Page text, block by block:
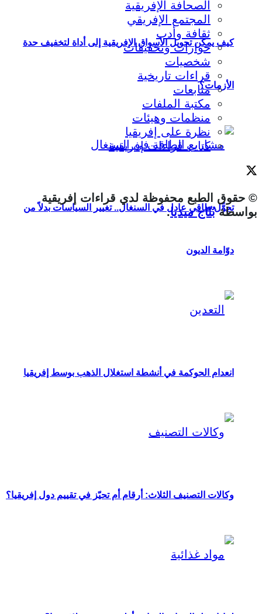
كيف يمكن تحويل الأسواق الإفريقية إلى أداة لتخفيف حدة
الأزمات؟
تحوُّل طاقي عادل في السنغال.. تغيير السياسات بدلاً من
دوّامة الديون
انعدام الحوكمة في أنشطة استغلال الذهب بوسط إفريقيا
وكالات التصنيف الثلاث: أرقام أم تحيّز في تقييم دول إفريقيا؟
الصحافة الإفريقية
المجتمع الإفريقي
ثقافة وأدب
حوارات وتحقيقات
شخصيات
قراءات تاريخية
متابعات
مكتبة الملفات
منظمات وهيئات
نظرة على إفريقيا
كتاب قراءات إفريقية
© حقوق الطبع محفوظة لدي قراءات إفريقية
بواسطةبُنّاج ميديا.